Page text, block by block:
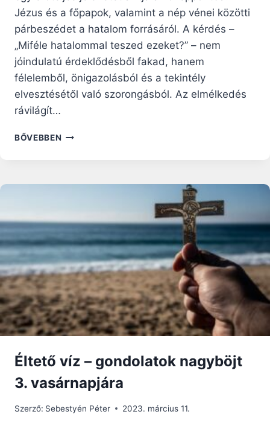
Jézus és a főpapok, valamint a nép vénei közötti
párbeszédet a hatalom forrásáról. A kérdés –
„Miféle hatalommal teszed ezeket?” – nem
jóindulatú érdeklődésből fakad, hanem
félelemből, önigazolásból és a tekintély
elvesztésétől való szorongásból. Az elmélkedés
rávilágít…
BŐVEBBEN ADVENTI
–
ÉS
SZABADSÁG
Éltető víz – gondolatok nagyböjt
3. vasárnapjára
Szerző: Sebestyén Péter 2023. március 11.